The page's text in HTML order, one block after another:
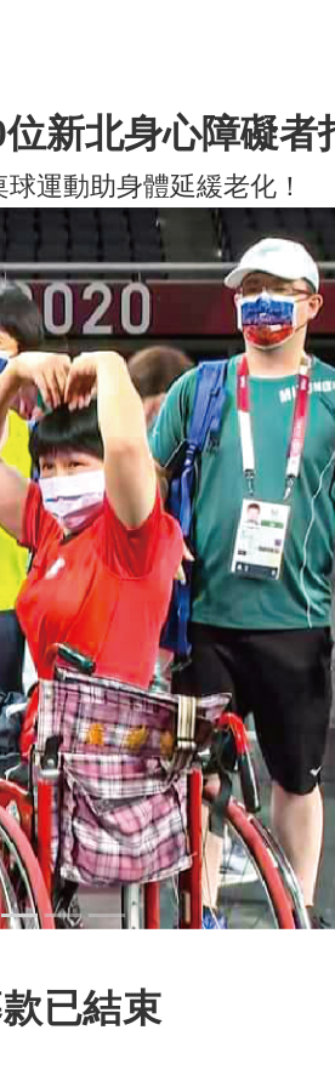
新北身心障礙者
運動助身體延緩老化！
已結束